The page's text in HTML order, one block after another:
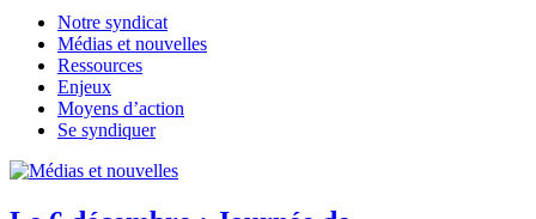
Notre syndicat
Médias et nouvelles
Ressources
Enjeux
Moyens d’action
Se syndiquer